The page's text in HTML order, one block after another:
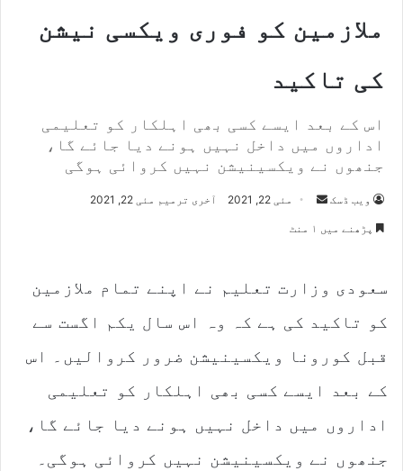
ملازمین کو فوری ویکسی نیشن
کی تاکید
اس کے بعد ایسے کسی بھی اہلکار کو تعلیمی
اداروں میں داخل نہیں ہونے دیا جائے گا،
جنھوں نے ویکسینیشن نہیں کروائی ہوگی
ویب ڈسک
Send مئی 22, 2021 آخری ترمیم مئی 22, 2021
پڑھنے میں ۱ منٹ
سعودی وزارت تعلیم نے اپنے تمام ملازمین
کو تاکید کی ہے کہ وہ اس سال یکم اگست سے
قبل کورونا ویکسینیشن ضرور کروالیں۔ اس
کے بعد ایسے کسی بھی اہلکار کو تعلیمی
اداروں میں داخل نہیں ہونے دیا جائے گا،
جنھوں نے ویکسینیشن نہیں کروائی ہوگی۔